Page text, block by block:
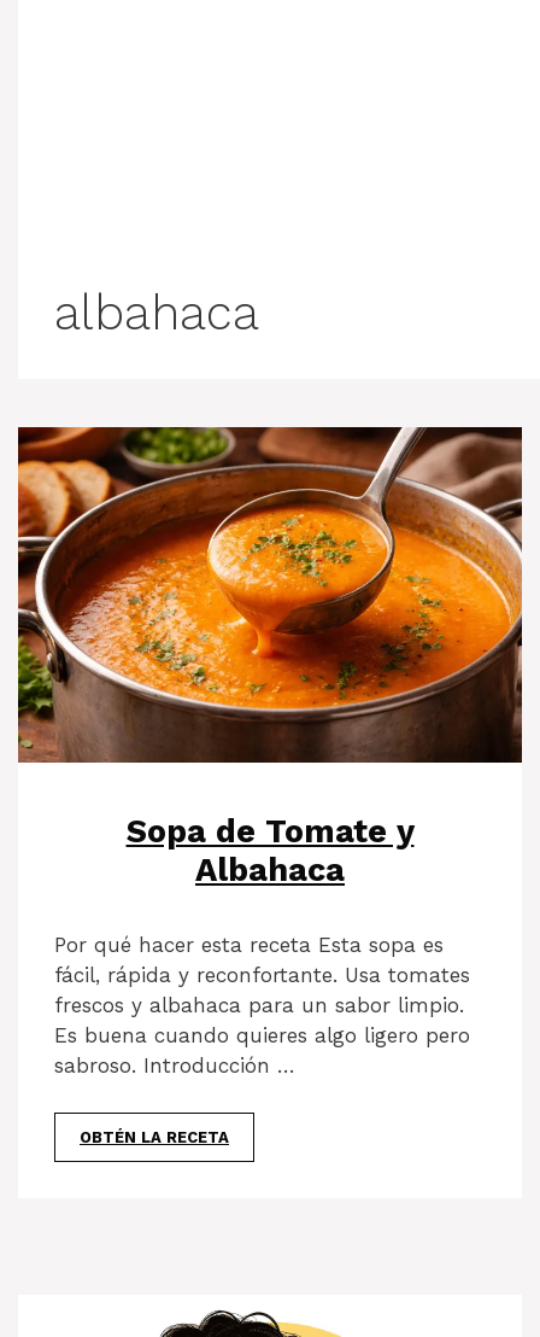
albahaca
Sopa de Tomate y
Albahaca
Por qué hacer esta receta Esta sopa es
fácil, rápida y reconfortante. Usa tomates
frescos y albahaca para un sabor limpio.
Es buena cuando quieres algo ligero pero
sabroso. Introducción …
OBTÉN LA RECETA